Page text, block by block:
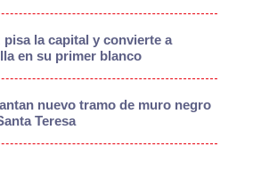
pisa la capital y convierte a
en su primer blanco
nuevo tramo de muro negro
Teresa